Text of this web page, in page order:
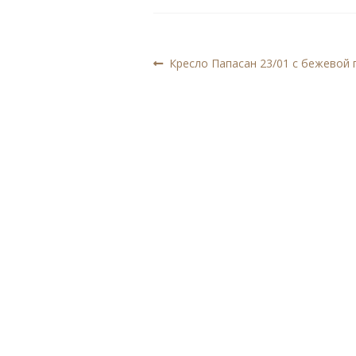
Навигация
Предыдущая
Кресло Папасан 23/01 с бежевой